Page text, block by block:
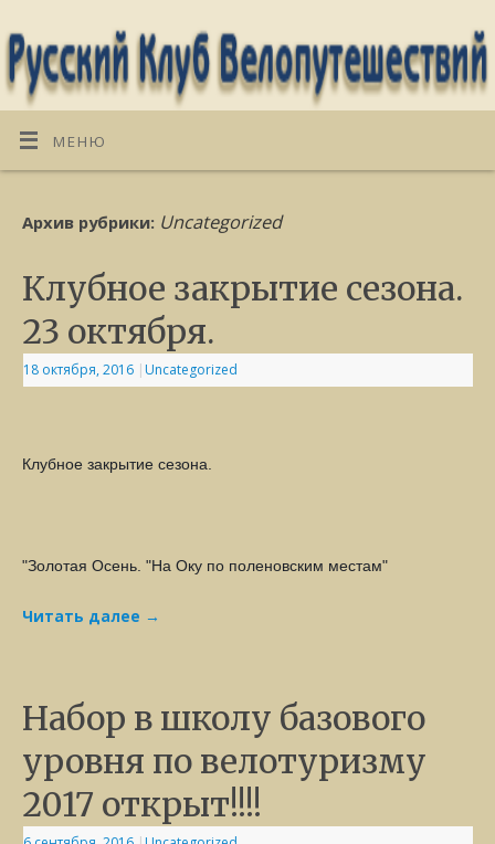
МЕНЮ
Архив рубрики: Uncategorized
Клубное закрытие сезона.
23 октября.
18 октября, 2016 | Uncategorized
Клубное закрытие сезона.
"Золотая Осень. "На Оку по поленовским местам"
Читать далее →
Набор в школу базового
уровня по велотуризму
2017 открыт!!!!